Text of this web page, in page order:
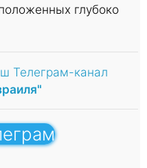
глубоко
Телеграм-канал